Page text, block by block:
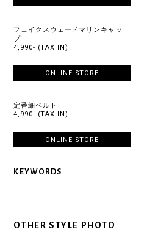
フェイクスウェードマリンキャッ
プ
4,990- (TAX IN)
ONLINE STORE
定番細ベルト
4,990- (TAX IN)
ONLINE STORE
KEYWORDS
OTHER STYLE PHOTO